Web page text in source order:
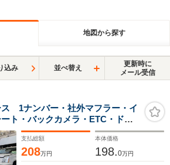
地図から探す
込み 並べ替え
更新時に
メール受信
1ナンバー・社外マフラー・イ
ト・バックカメラ・ETC・ドラ
シート・パワステ・本革シート
支払総額
208万円
本体価格
198.0万円